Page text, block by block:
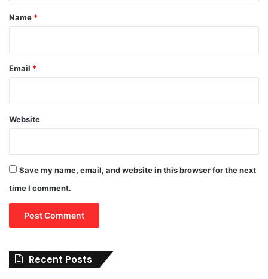
*
Name *
Email *
Website
Save my name, email, and website in this browser for the next
time I comment.
Recent Posts